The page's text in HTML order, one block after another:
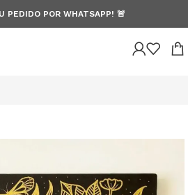
PEDIDO POR WHATSAPP! 🚨